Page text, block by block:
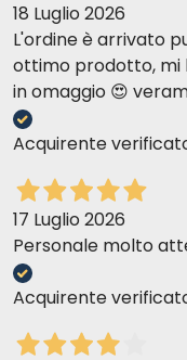
18 Luglio 2026
L'ordine è arrivato
ottimo prodotto, mi
in omaggio 😍
Acquirente
17 Luglio 2026
Personale molto
Acquirente